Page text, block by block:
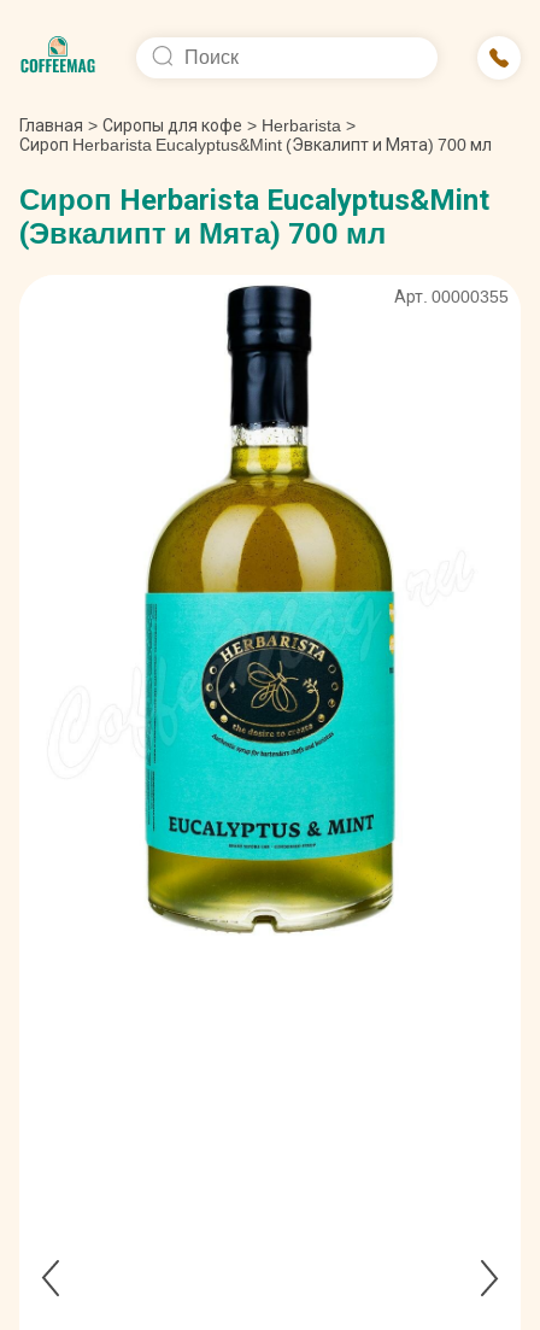
Главная > Сиропы для кофе > Herbarista >
Сироп Herbarista Eucalyptus&Mint (Эвкалипт и Мята) 700 мл
Сироп Herbarista Eucalyptus&Mint
(Эвкалипт и Мята) 700 мл
Арт. 00000355